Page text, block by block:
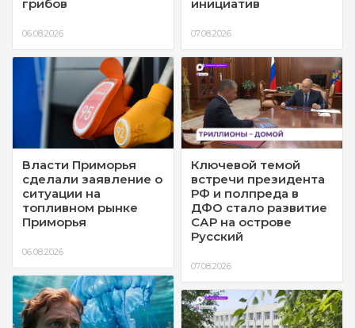
грибов
06.08.2026
Власти Приморья
сделали заявление о
ситуации на
топливном рынке
Приморья
06.08.2026
инициатив
07.08.2026
Ключевой темой
встречи президента
РФ и полпреда в
ДФО стало развитие
САР на острове
Русский
07.08.2026